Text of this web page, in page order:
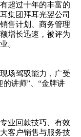
超过十年的丰富的
集团拜耳光翌公司
售计划、商务管理
增长迅速，被评为
。
场驾驭能力，广受
讲师”、“金牌讲
业回款技巧、有效
客户销售与服务技